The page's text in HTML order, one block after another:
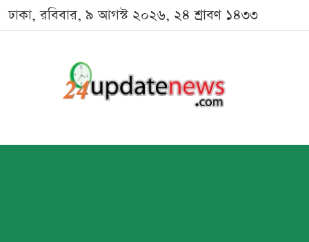
ঢাকা, রবিবার, ৯ আগস্ট ২০২৬, ২৪ শ্রাবণ ১৪৩৩